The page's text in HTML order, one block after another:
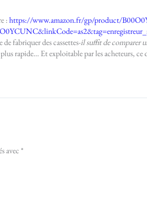
:https://www.amazon.fr/gp/product/
fabriquer des cassettes-il suffit de comparer
rapide… Et exploitable par les acheteurs, ce
avec *